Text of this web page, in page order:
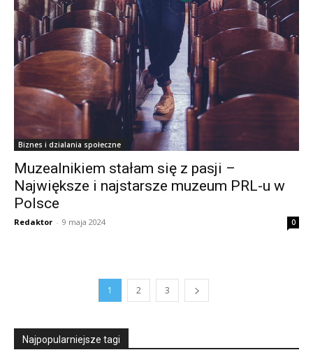
Biznes i dzialania społeczne
Muzealnikiem stałam się z pasji –
Największe i najstarsze muzeum PRL-u w
Polsce
Redaktor - 9 maja 2024 0
1 2 3
Najpopularniejsze tagi